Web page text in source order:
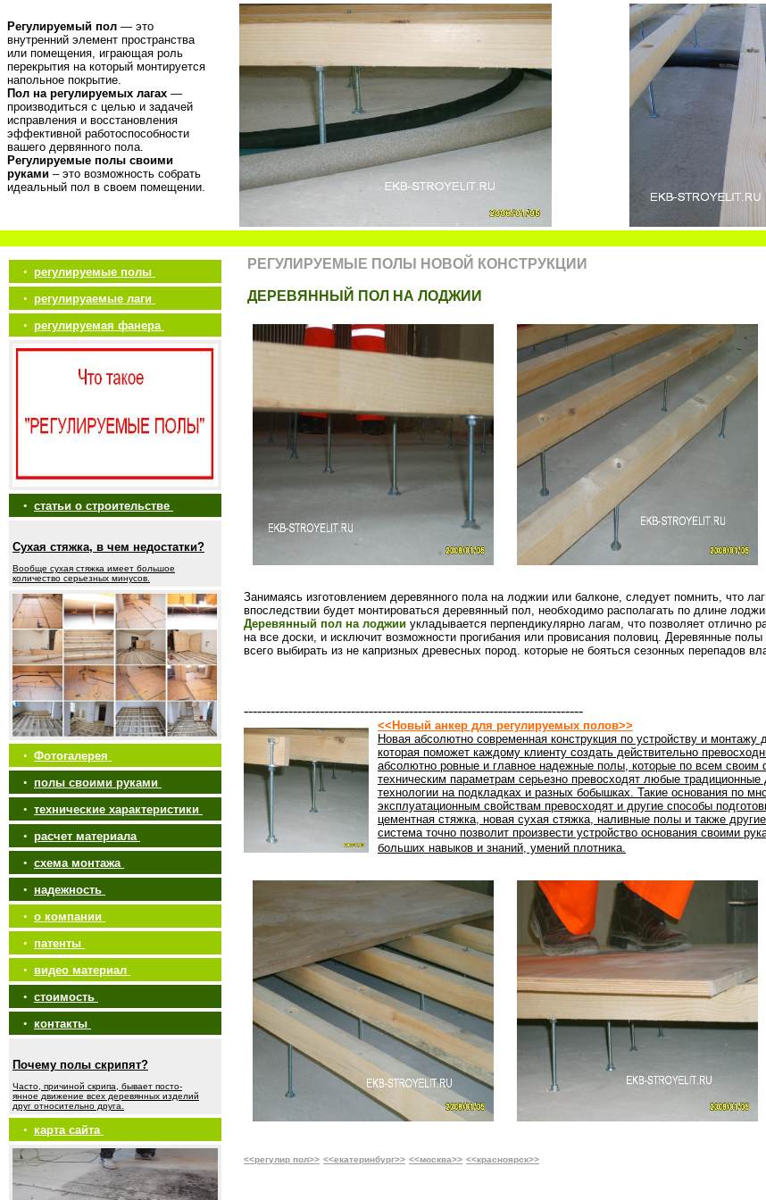
Регулируемый пол — это
внутренний элемент пространства
или помещения, играющая роль
перекрытия на который монтируется
напольное покрытие.
Пол на регулируемых лагах —
производиться с целью и задачей
исправления и восстановления
эффективной работоспособности
вашего дервянного пола.
Регулируемые полы своими
руками – это возможность собрать
идеальный пол в своем помещении.
• регулируемые полы
• регулируаемые лаги
• регулируемая фанера
• статьи о строительстве
Сухая стяжка, в чем недостатки?
Вообще сухая стяжка имеет большое
количество серьезных минусов.
• Фотогалерея
• полы своими руками
• технические характеристики
• расчет материала
• схема монтажа
• надежность
• о компании
• патенты
• видео материал
• стоимость
• контакты
Почему полы скрипят?
Часто, причиной скрипа, бывает посто-
янное движение всех деревянных изделий
друг относительно друга.
• карта сайта
РЕГУЛИРУЕМЫЕ ПОЛЫ НОВОЙ КОНСТРУКЦИИ
ДЕРЕВЯННЫЙ ПОЛ НА ЛОДЖИИ
Занимаясь изготовлением деревянного пола на лоджии или балконе, следует помнить, что
впоследствии будет монтироваться деревянный пол, необходимо располагать по длине
Деревянный пол на лоджии укладывается перпендикулярно лагам, что позволяет отлично
на все доски, и исключит возможности прогибания или провисания половиц. Деревянные
всего выбирать из не капризных древесных пород. которые не бояться сезонных перепадов
----------------------------------------------------------------------------
<<Новый анкер для регулируемых полов>>
Новая абсолютно современная конструкция по устройству и монтажу
которая поможет каждому клиенту создать действительно
абсолютно ровные и главное надежные полы, которые по всем своим
техническим параметрам серьезно превосходят любые традиционные
технологии на подкладках и разных бобышках. Такие основания по
эксплуатационным свойствам превосходят и другие способы
цементная стяжка, новая сухая стяжка, наливные полы и также
система точно позволит произвести устройство основания своими
больших навыков и знаний, умений плотника.
<<регулир пол>> <<екатеринбург>> <<москва>> <<красноярск>>